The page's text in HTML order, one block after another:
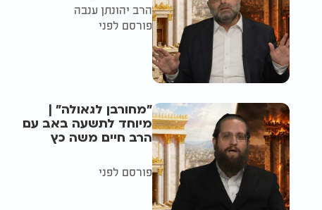
הרב יהונתן ענבה
פורסם לפני
"מחורבן לגאולה" |
מיוחד לתשעה באב עם
הרב חיים משה כץ
פורסם לפני